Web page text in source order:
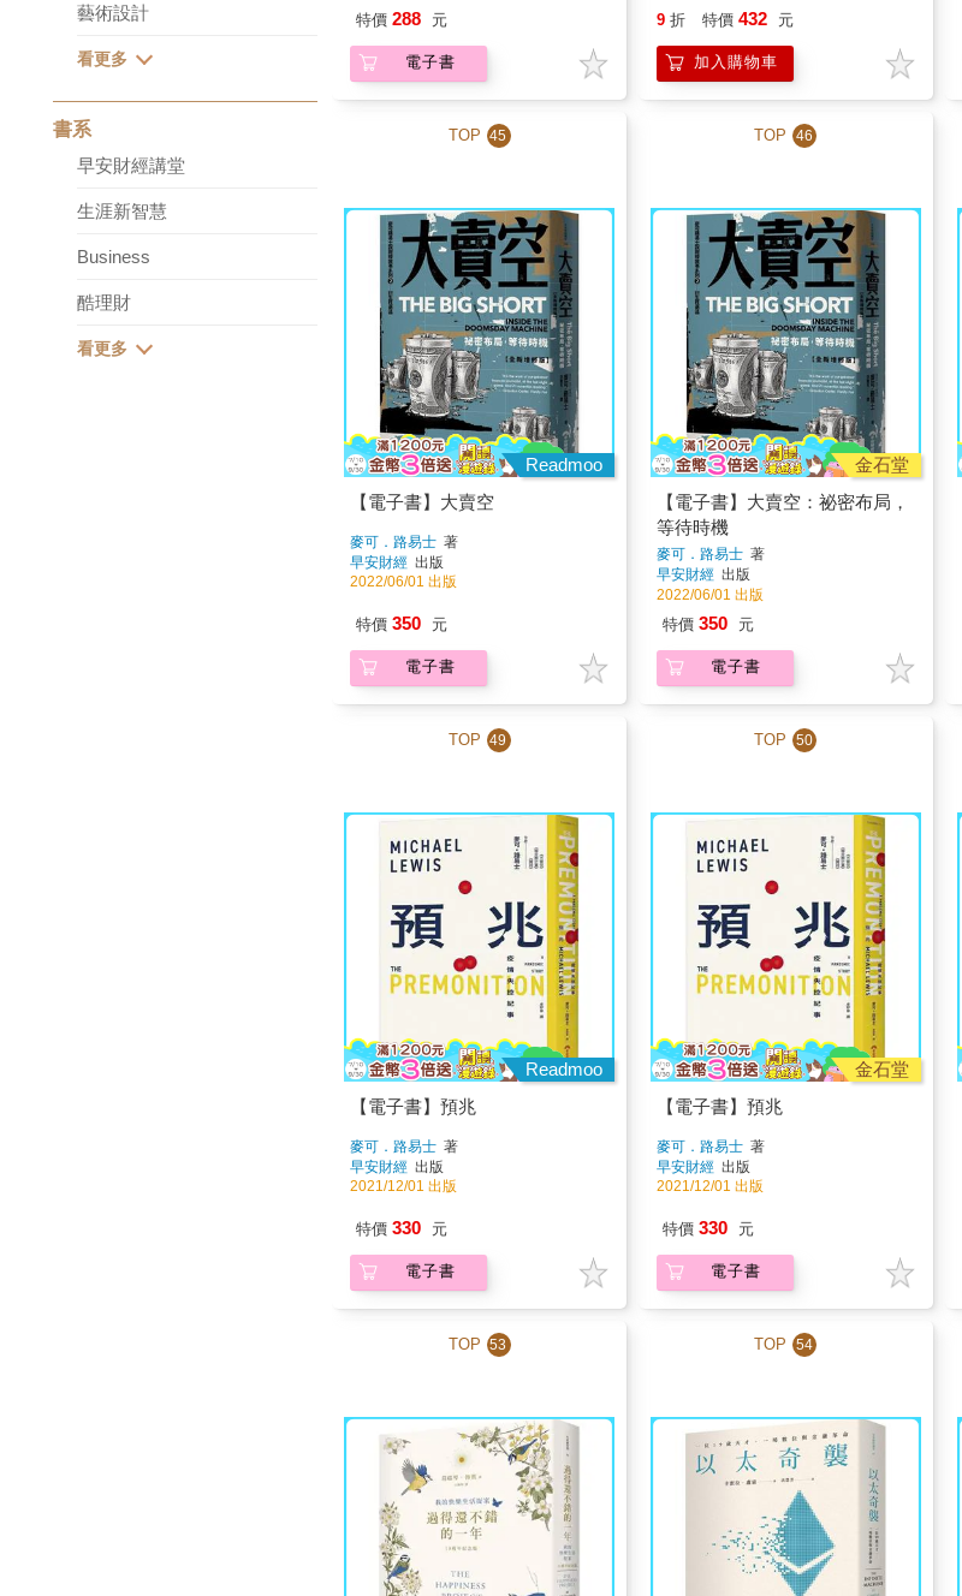
藝術設計
書系
早安財經講堂
生涯新智慧
Business
酷理財
特價 288 元
電子書
9 折 特價 432 元
加入購物車
TOP 45
Readmoo
【電子書】大賣空
麥可．路易士 著
早安財經 出版
2022/06/01 出版
特價 350 元
電子書
TOP 46
金石堂
【電子書】大賣空：祕密布局，
等待時機
麥可．路易士著
早安財經 出版
2022/06/01 出版
特價 350 元
電子書
TOP 49
Readmoo
【電子書】預兆
麥可．路易士 著
早安財經 出版
2021/12/01 出版
特價 330 元
電子書
TOP 50
金石堂
【電子書】預兆
麥可．路易士著
早安財經 出版
2021/12/01 出版
特價 330 元
電子書
TOP 53 TOP 54